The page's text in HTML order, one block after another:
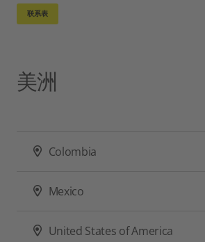
联系表
美洲
Colombia
Mexico
United States of America